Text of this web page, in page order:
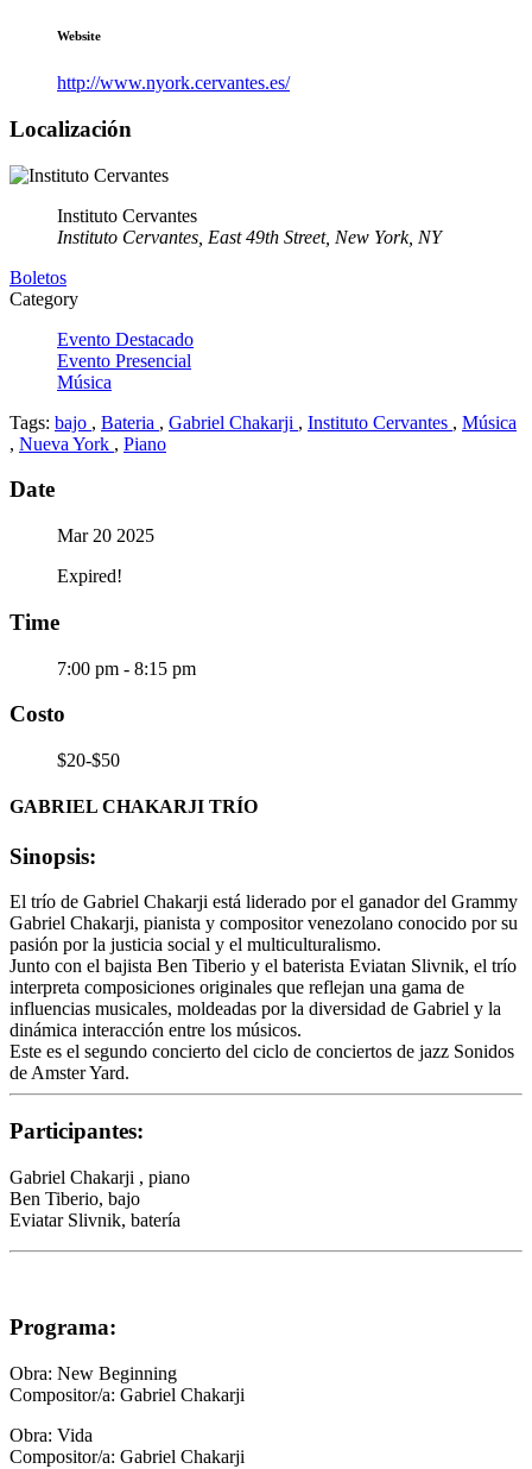
Website
http://www.nyork.cervantes.es/
Localización
Instituto Cervantes
Instituto Cervantes, East 49th Street, New York, NY
Boletos
Category
Evento Destacado
Evento Presencial
Música
Tags: bajo , Bateria , Gabriel Chakarji , Instituto Cervantes , Música
, Nueva York , Piano
Date
Mar 20 2025
Expired!
Time
7:00 pm - 8:15 pm
Costo
$20-$50
GABRIEL CHAKARJI TRÍO
Sinopsis:
El trío de Gabriel Chakarji está liderado por el ganador del Grammy
Gabriel Chakarji, pianista y compositor venezolano conocido por su
pasión por la justicia social y el multiculturalismo.
Junto con el bajista Ben Tiberio y el baterista Eviatan Slivnik, el trío
interpreta composiciones originales que reflejan una gama de
influencias musicales, moldeadas por la diversidad de Gabriel y la
dinámica interacción entre los músicos.
Este es el segundo concierto del ciclo de conciertos de jazz Sonidos
de Amster Yard.
Participantes:
Gabriel Chakarji , piano
Ben Tiberio, bajo
Eviatar Slivnik, batería
Programa:
Obra: New Beginning
Compositor/a: Gabriel Chakarji
Obra: Vida
Compositor/a: Gabriel Chakarji